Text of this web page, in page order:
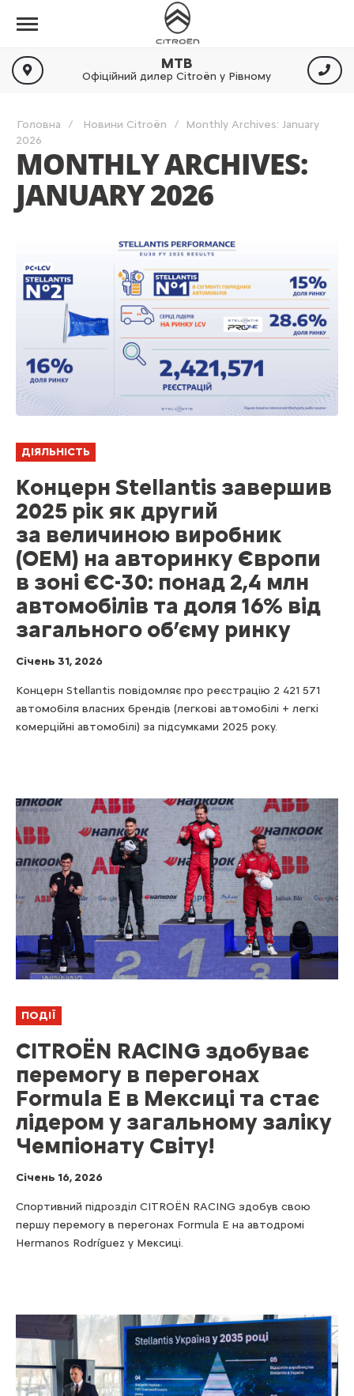
МТВ
Офіційний дилер Citroën у Рівному
Головна Новини Citroën
Monthly Archives: January
2026
MONTHLY ARCHIVES:
JANUARY 2026
ДІЯЛЬНІСТЬ
Концерн Stellantis завершив
2025 рік як другий
за величиною виробник
(ОЕМ) на авторинку Європи
в зоні ЄС-30: понад 2,4 млн
автомобілів та доля 16% від
загального об’єму ринку
Cічень 31, 2026
Концерн Stellantis повідомляє про реєстрацію 2 421 571
автомобіля власних брендів (легкові автомобілі + легкі
комерційні автомобілі) за підсумками 2025 року.
ПОДІЇ
CITROËN RACING здобуває
перемогу в перегонах
Formula E в Мексиці та стає
лідером у загальному заліку
Чемпіонату Світу!
Cічень 16, 2026
Спортивний підрозділ CITROЁN RACING здобув свою
першу перемогу в перегонах Formula E на автодромі
Hermanos Rodríguez у Мексиці.